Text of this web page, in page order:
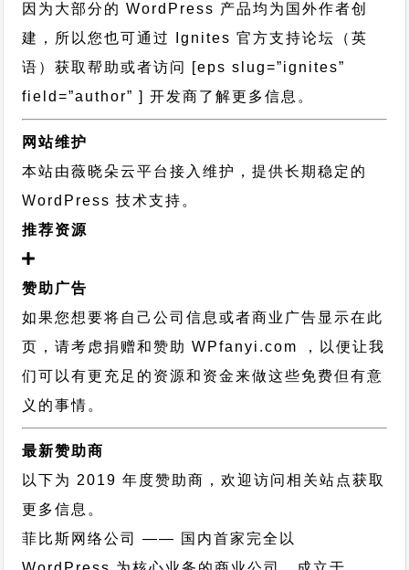
因为大部分的 WordPress 产品均为国外作者创
建，所以您也可通过
Ignites 官方支持论坛
（英
语）获取帮助或者访问 [eps slug=”ignites”
field=”author” ] 开发商了解更多信息。
网站维护
本站由薇晓朵云平台接入维护，提供长期稳定的
WordPress 技术支持 。
推荐资源
赞助广告
如果您想要将自己公司信息或者商业广告显示在此
页，请考虑捐赠和赞助 WPfanyi.com ，以便让我
们可以有更充足的资源和资金来做这些免费但有意
义的事情。
最新赞助商
以下为 2019 年度赞助商，欢迎访问相关站点获取
更多信息。
菲比斯网络公司
—— 国内首家完全以